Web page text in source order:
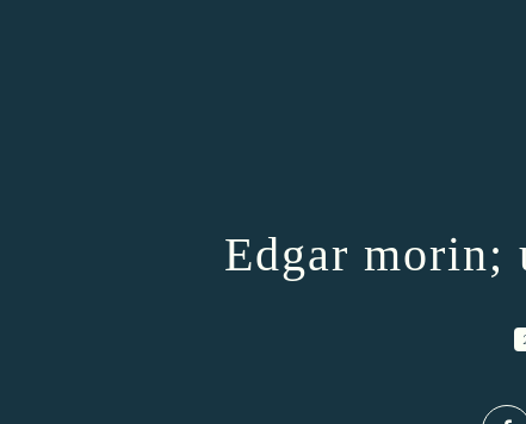
Edgar morin;